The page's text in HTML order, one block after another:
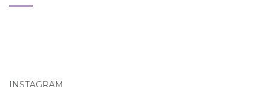
INSTAGRAM